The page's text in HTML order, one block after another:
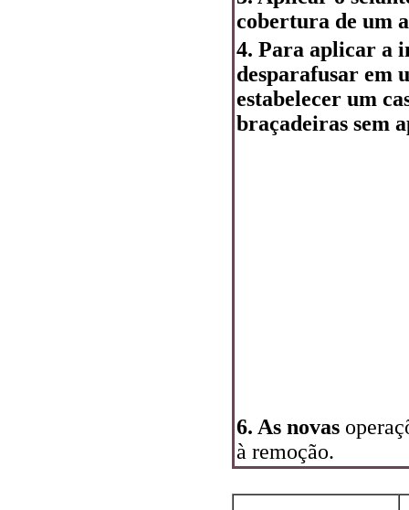
cobertura de um
4. Para aplicar a
desparafusar em
estabelecer um
braçadeiras sem
6. As novas
à remoção.